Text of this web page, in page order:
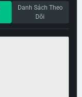
Danh Sách Theo
Dõi